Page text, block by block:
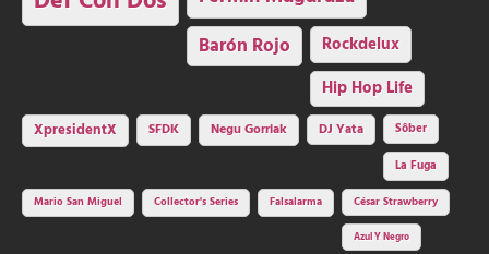
Barón Rojo Rockdelux
Hip Hop Life
XpresidentX SFDK Negu Gorriak DJ Yata
Sôber
La Fuga
Mario San Miguel
Collector's Series Falsalarma César Strawberry
Azul Y Negro